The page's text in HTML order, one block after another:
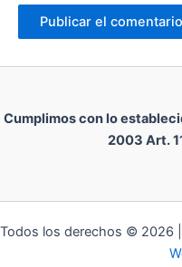
Cumplimos con lo
2003 Art.
Todos los derechos © 2026